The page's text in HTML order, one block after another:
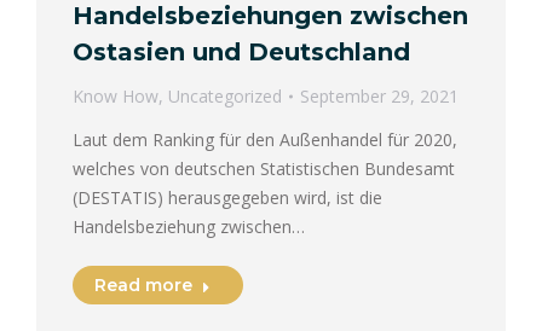
Handelsbeziehungen zwischen
Ostasien und Deutschland
Know How, Uncategorized
September 29, 2021
Laut dem Ranking für den Außenhandel für 2020,
welches von deutschen Statistischen Bundesamt
(DESTATIS) herausgegeben wird, ist die
Handelsbeziehung zwischen…
Read more